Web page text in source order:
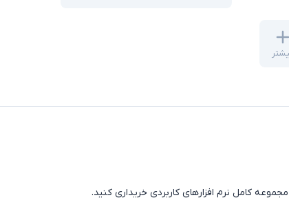
کامل نرم افزارهای کاربردی خریداری کنید.